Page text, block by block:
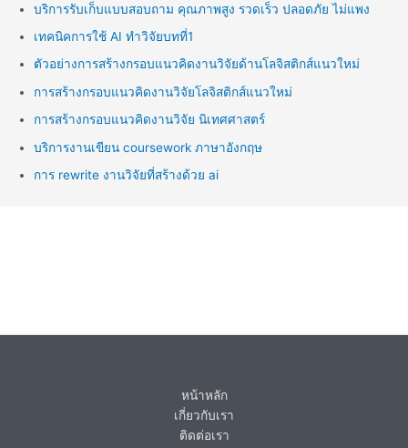
บริการรับเก็บแบบสอบถาม คุณภาพสูง รวดเร็ว ปลอดภัย ไม่แพง
เทคนิคการใช้ AI ทำวิจัยบทที่1
ตัวอย่างการสร้างกรอบแนวคิดงานวิจัยด้านโลจิสติกส์แนวใหม่
การสร้างกรอบแนวคิดงานวิจัยโลจิสติกส์แนวใหม่
การสร้างกรอบแนวคิดงานวิจัย นิเทศศาสตร์
บริการงานเขียน coursework ภาษาอังกฤษ
การ rewrite งานวิจัยที่สร้างด้วย ai
หน้าหลัก
เกี่ยวกับเรา
ติดต่อเรา